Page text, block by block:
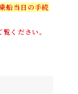
船当日の手続
覧ください。